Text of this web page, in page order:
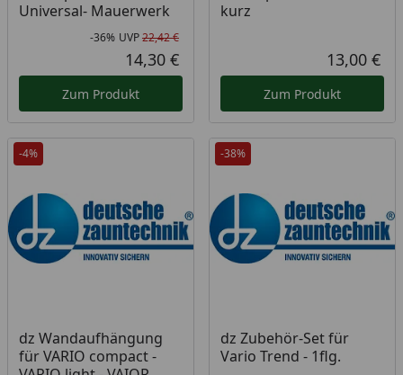
Universal- Mauerwerk
Rabatt in Prozent
-36%
Ursprünglicher Preis
UVP22,42 €
Aktueller Preis
14,30 €
Zum Produkt
kurz
13,00 €
Zum Produkt
-4%
dz Wandaufhängung
für VARIO compact -
-38%
dz Zubehör-Set für
Vario Trend - 1flg.